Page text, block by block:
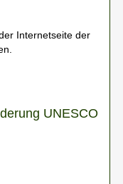
Internetseite der
UNESCO